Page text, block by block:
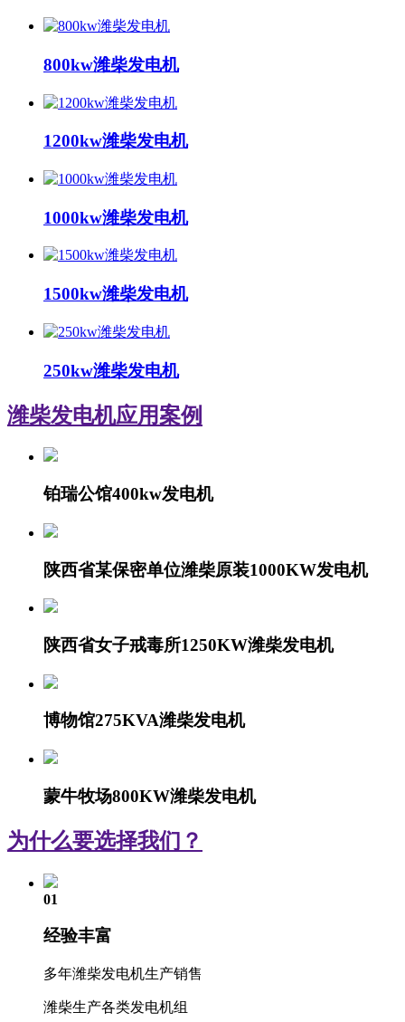
800kw潍柴发电机
1200kw潍柴发电机
1000kw潍柴发电机
1500kw潍柴发电机
250kw潍柴发电机
潍柴发电机应用案例
铂瑞公馆400kw发电机
陕西省某保密单位潍柴原装1000KW发电机
陕西省女子戒毒所1250KW潍柴发电机
博物馆275KVA潍柴发电机
蒙牛牧场800KW潍柴发电机
为什么要选择我们？
01
经验丰富
多年潍柴发电机生产销售
潍柴生产各类发电机组